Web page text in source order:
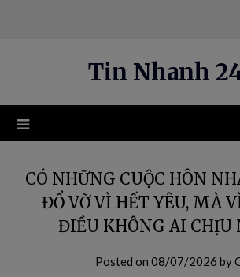
Tin Nhanh
CÓ NHỮNG CUỘC HÔN
ĐỔ VỠ VÌ HẾT YÊU, MÀ
ĐIỀU KHÔNG AI CHỊU
Posted on 08/07/2026 by